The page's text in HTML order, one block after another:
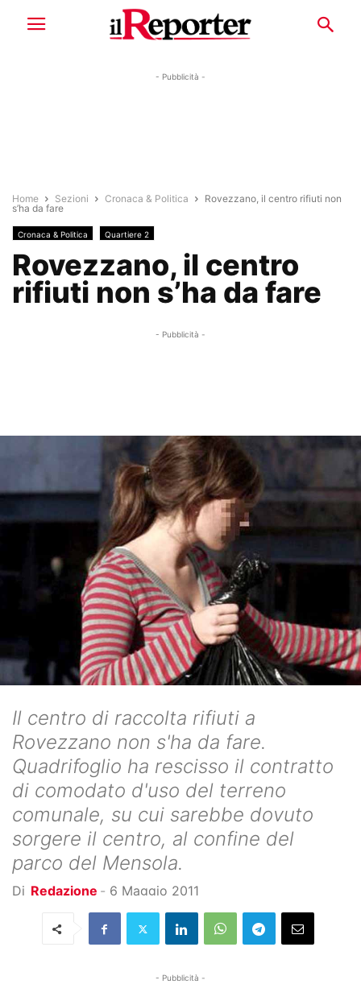
- Pubblicità -
Home Sezioni Cronaca & Politica
Rovezzano, il centro rifiuti non
s’ha da fare
Cronaca & Politica Quartiere 2
Rovezzano, il centro
rifiuti non s’ha da fare
- Pubblicità -
Il centro di raccolta rifiuti a
Rovezzano non s'ha da fare.
Quadrifoglio ha rescisso il contratto
di comodato d'uso del terreno
comunale, su cui sarebbe dovuto
sorgere il centro, al confine del
parco del Mensola.
Di Redazione - 6 Maggio 2011
- Pubblicità -